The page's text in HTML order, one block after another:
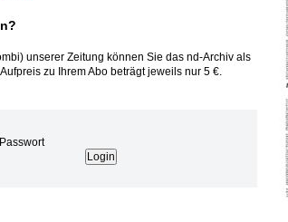
unserer Zeitung können Sie das nd-Archiv als
zu Ihrem Abo beträgt jeweils nur 5 €.
Passwort